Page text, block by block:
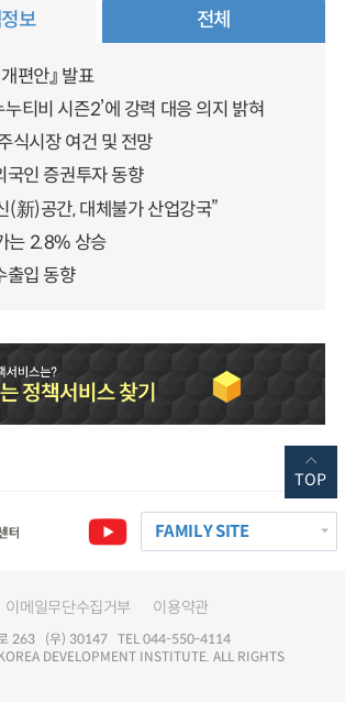
보 전체
편안』 발표
누티비 시즌2’에 강력 대응 의지 밝혀
식시장 여건 및 전망
인 증권투자 동향
(新)공간, 대체불가 산업강국”
는 2.8% 상승
입 동향
FAMILY SITE
이메일무단수집거부 이용약관
로 263 (우) 30147 TEL 044-550-4114
DEVELOPMENT INSTITUTE. ALL RIGHTS
TOP